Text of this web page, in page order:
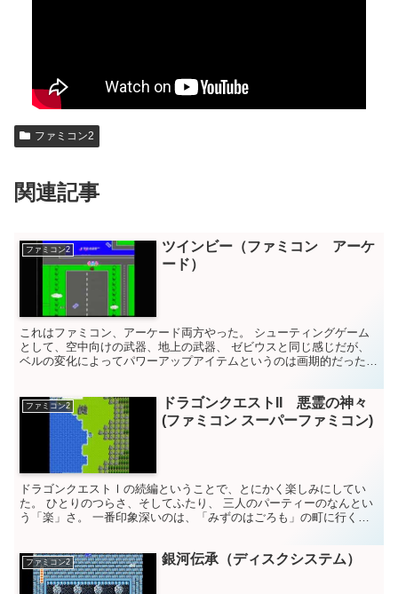
ファミコン2
関連記事
ファミコン2
ツインビー（ファミコン アーケ
ード）
これはファミコン、アーケード両方やった。 シューティングゲーム
として、空中向けの武器、地上の武器、 ゼビウスと同じ感じだが、
ベルの変化によってパワーアップアイテムというのは画期的だった。
ファミコン2
ドラゴンクエストII 悪霊の神々
(ファミコン スーパーファミコン)
ドラゴンクエストⅠの続編ということで、とにかく楽しみにしてい
た。 ひとりのつらさ、そしてふたり、 三人のパーティーのなんとい
う「楽」さ。 一番印象深いのは、「みずのはごろも」の町に行く方
ファミコン2 銀河伝承（ディスクシステム）